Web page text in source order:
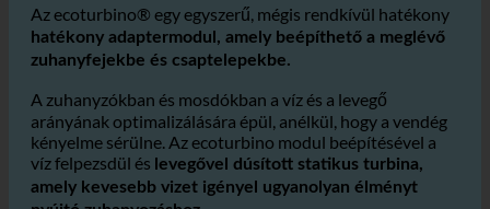
fürdőszobákban és zuhanyzókban?
Az ecoturbino® egy egyszerű, mégis rendkívül hatékony
hatékony adaptermodul, amely beépíthető a meglévő
zuhanyfejekbe és csaptelepekbe.
A zuhanyzókban és mosdókban a víz és a levegő
arányának optimalizálására épül, anélkül, hogy a vendég
kényelme sérülne. Az ecoturbino modul beépítésével a
víz felpezsdül és levegővel dúsított statikus turbina,